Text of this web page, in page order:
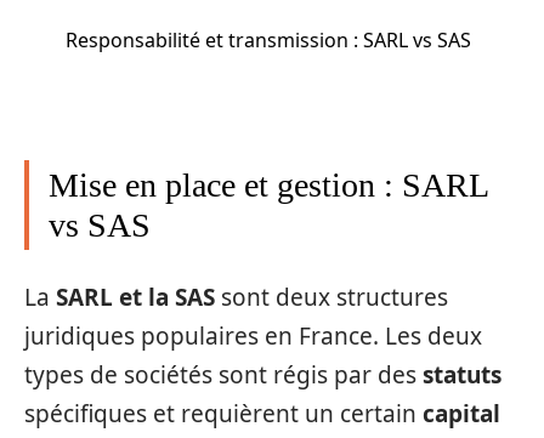
Responsabilité et transmission : SARL vs SAS
Mise en place et gestion : SARL
vs SAS
La SARL et la SAS sont deux structures
juridiques populaires en France. Les deux
types de sociétés sont régis par desstatuts
spécifiques et requièrent un certain capital